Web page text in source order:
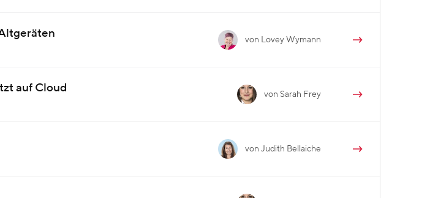
von Lovey Wymann
auf Cloud
von Sarah Frey
von Judith Bellaiche